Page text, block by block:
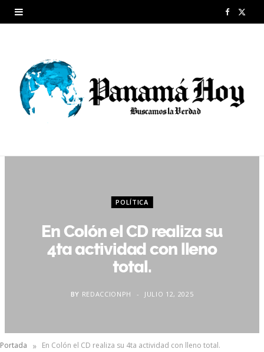
F
b
POLÍTICA
En Colón el CD realiza su
4ta actividad con lleno
total.
BY REDACCIONPH JULIO 12, 2025
Portada » En Colón el CD realiza su 4ta actividad con lleno total.